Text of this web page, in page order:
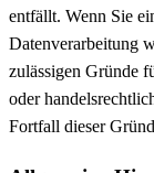
entfällt. Wenn Sie
Datenverarbeitung
zulässigen Gründe
oder
Fortfall dieser